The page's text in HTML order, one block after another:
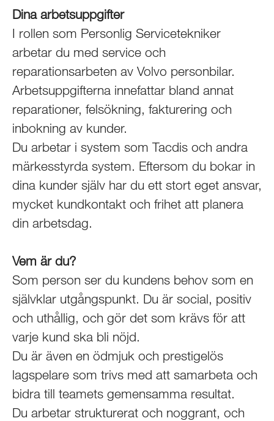
Dina arbetsuppgifter
I rollen som Personlig Servicetekniker
arbetar du med service och
reparationsarbeten av Volvo personbilar.
Arbetsuppgifterna innefattar bland annat
reparationer, felsökning, fakturering och
inbokning av kunder.
Du arbetar i system som Tacdis och andra
märkesstyrda system. Eftersom du bokar in
dina kunder själv har du ett stort eget ansvar,
mycket kundkontakt och frihet att planera
din arbetsdag.
Vem är du?
Som person ser du kundens behov som en
självklar utgångspunkt. Du är social, positiv
och uthållig, och gör det som krävs för att
varje kund ska bli nöjd.
Du är även en ödmjuk och prestigelös
lagspelare som trivs med att samarbeta och
bidra till teamets gemensamma resultat.
Du arbetar strukturerat och noggrant, och